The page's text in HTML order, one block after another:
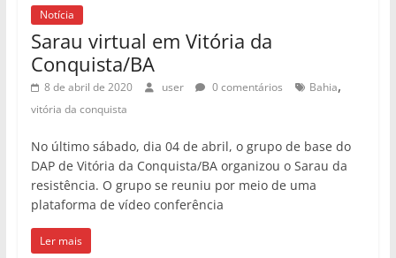
Notícia
Sarau virtual em Vitória da
Conquista/BA
8 de abril de 2020 user 0 comentários Bahia,
vitória da conquista
No último sábado, dia 04 de abril, o grupo de base do
DAP de Vitória da Conquista/BA organizou o Sarau da
resistência. O grupo se reuniu por meio de uma
plataforma de vídeo conferência
Ler mais